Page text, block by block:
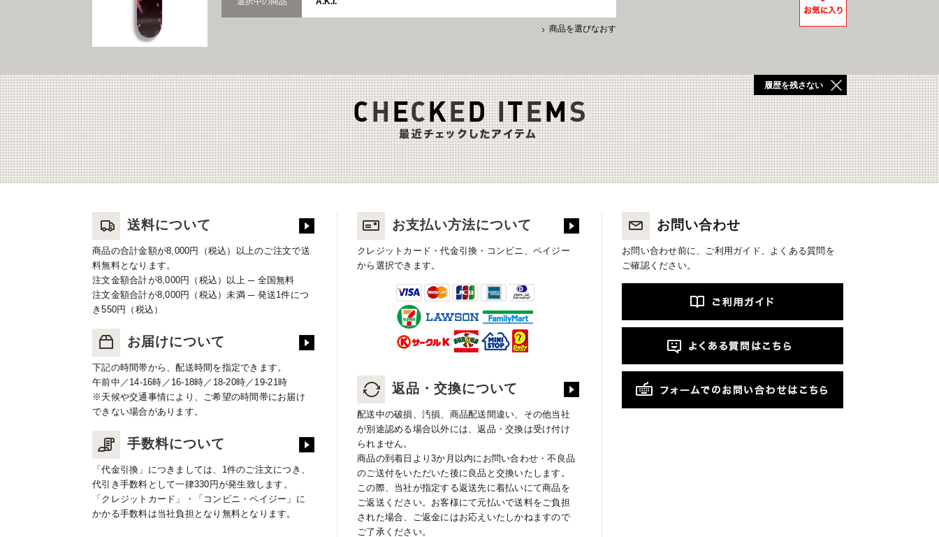
商品を選びなおす
履歴を残さない
送料について
商品の合計金額が8,000円（税込）以上のご注文で送
料無料となります。
注文金額合計が8,000円（税込）以上 ─ 全国無料
注文金額合計が8,000円（税込）未満 ─ 発送1件につ
き550円（税込）
お届けについて
下記の時間帯から、配送時間を指定できます。
午前中／14-16時／16-18時／18-20時／19-21時
※天候や交通事情により、ご希望の時間帯にお届け
できない場合があります。
手数料について
「代金引換」につきましては、1件のご注文につき、
代引き手数料として一律330円が発生致します。
「クレジットカード」・「コンビニ・ペイジー」に
かかる手数料は当社負担となり無料となります。
お支払い方法について
クレジットカード・代金引換・コンビニ、ペイジー
から選択できます。
返品・交換について
配送中の破損、汚損、商品配送間違い、その他当社
が別途認める場合以外には、返品・交換は受け付け
られません。
商品の到着日より3か月以内にお問い合わせ・不良品
のご送付をいただいた後に良品と交換いたします。
この際、当社が指定する返送先に着払いにて商品を
ご返送ください。お客様にて元払いで送料をご負担
された場合、ご返金にはお応えいたしかねますので
ご了承ください。
お問い合わせ
お問い合わせ前に、ご利用ガイド、よくある質問を
ご確認ください。